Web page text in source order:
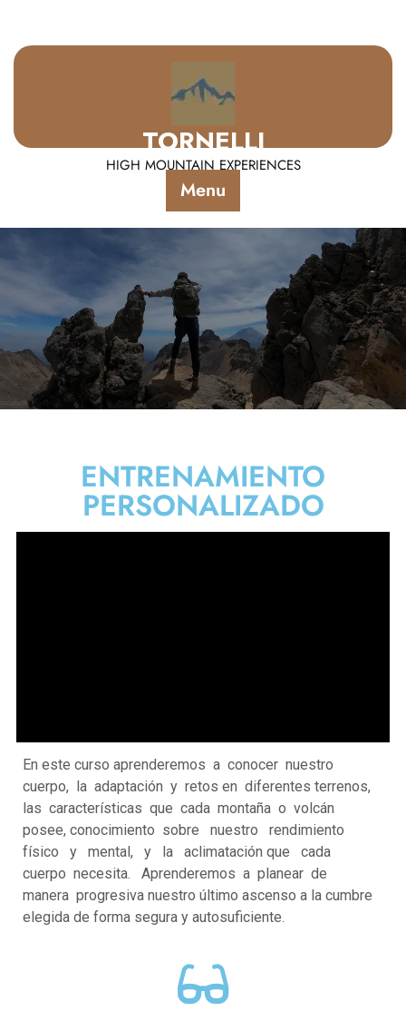
TORNELLI
HIGH MOUNTAIN EXPERIENCES
Menu
ENTRENAMIENTO
PERSONALIZADO
En este curso aprenderemos a conocer nuestro
cuerpo, la adaptación y retos en diferentes terrenos,
las características que cada montaña o volcán
posee, conocimiento sobre nuestro rendimiento
físico y mental, y la aclimatación que cada
cuerpo necesita. Aprenderemos a planear de
manera progresiva nuestro último ascenso a la cumbre
elegida de forma segura y autosuficiente.